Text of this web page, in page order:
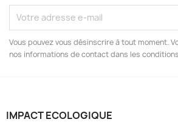
Vous pouvez vous désinscrire à tout moment.
nos informations de contact dans les
IMPACT ECOLOGIQUE